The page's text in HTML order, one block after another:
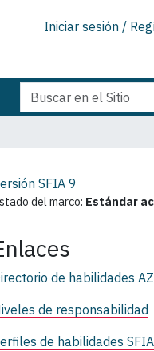
Iniciar sesión /
Buscar
Búsqueda
Avanzada…
SFIA 9
del marco: Estándar
de habilidades AZ
de responsabilidad
de habilidades SFIA